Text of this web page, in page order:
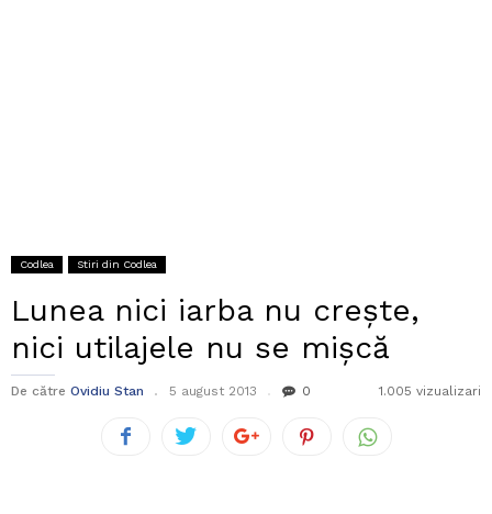
Codlea Stiri din Codlea
Lunea nici iarba nu crește,
nici utilajele nu se mișcă
De către Ovidiu Stan 5 august 2013 0 1.005 vizualizari